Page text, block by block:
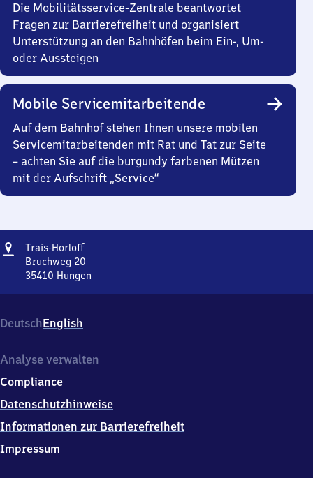
Die Mobilitätsservice-Zentrale beantwortet
Fragen zur Barrierefreiheit und organisiert
Unterstützung an den Bahnhöfen beim Ein-, Um-
oder Aussteigen
Mobile Servicemitarbeitende
Auf dem Bahnhof stehen Ihnen unsere mobilen
Servicemitarbeitenden mit Rat und Tat zur Seite
– achten Sie auf die burgundy farbenen Mützen
mit der Aufschrift „Service“
Adresse
Trais-HorloffTrais-
Horloff
Bruchweg 20
35410 Hungen
Bruchweg
20,
5
1
0
DeutschEnglish
Analyse verwalten
Compliance
Datenschutzhinweise
Informationen zur Barrierefreiheit
Impressum